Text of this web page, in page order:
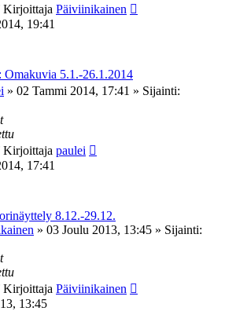
Kirjoittaja Päiviinikainen
19:41
5.1.-26.1.2014
» 02 Tammi 2014, 17:41 » Sijainti:
Kirjoittaja paulei
17:41
8.12.-29.12.
» 03 Joulu 2013, 13:45 » Sijainti:
Kirjoittaja Päiviinikainen
13:45